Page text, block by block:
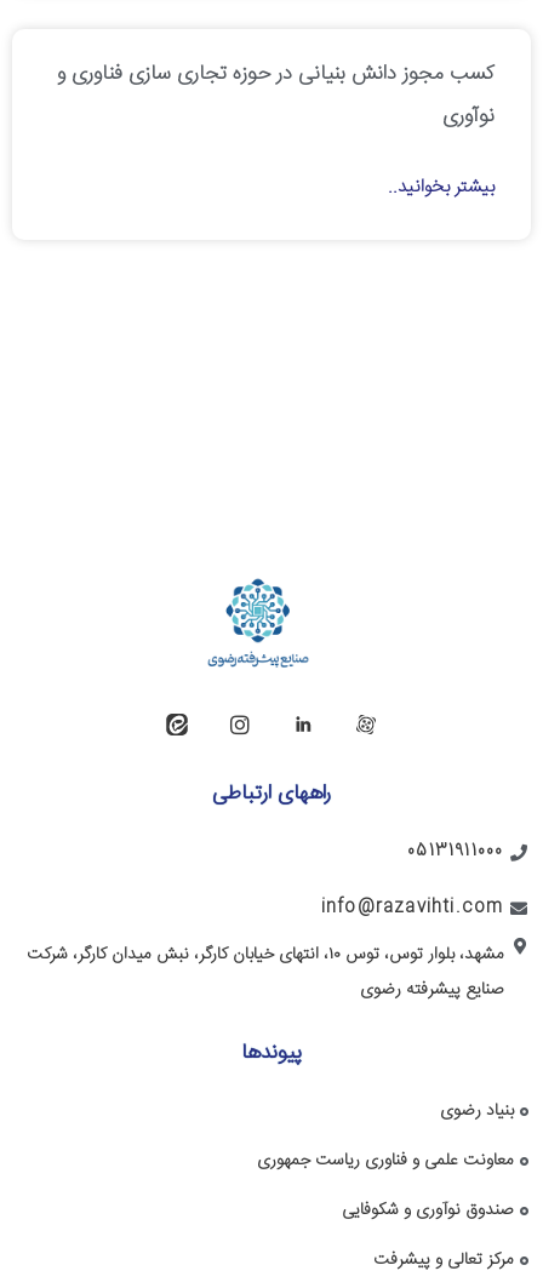
کسب مجوز دانش بنیانی در حوزه تجاری سازی فناوری و
نوآوری
بیشتر بخوانید..
راههای ارتباطی
05131911000
info@razavihti.com
مشهد، بلوار توس، توس ۱۰، انتهای خیابان کارگر، نبش میدان کارگر، شرکت
صنایع پیشرفته رضوی
پیوندها
بنیاد رضوی
معاونت علمی و فناوری ریاست جمهوری
صندوق نوآوری و شکوفایی
مرکز تعالی و پیشرفت